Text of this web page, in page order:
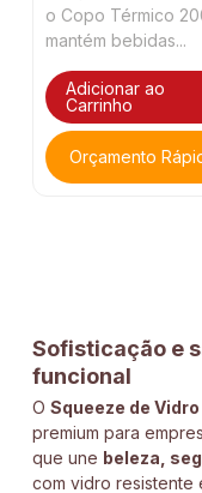
o Copo Térmico
mantém bebidas...
Adicionar ao
Carrinho
Orçamento
Sofisticação e
funcional
O Squeeze de
premium para
que une beleza,
com vidro resistente